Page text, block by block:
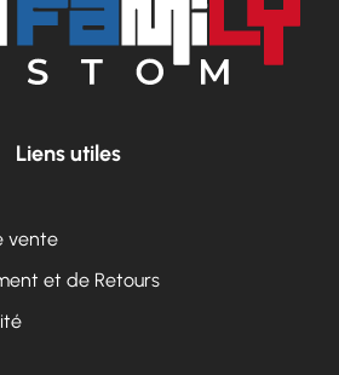
Liens utiles
vente
et de Retours